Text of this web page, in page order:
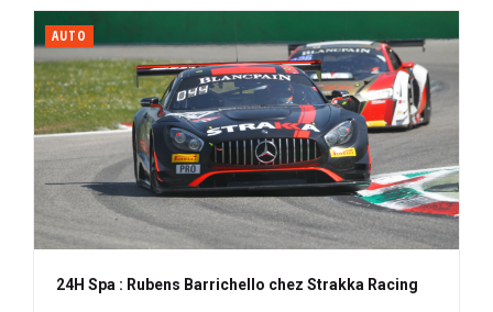
AUTO
24H Spa : Rubens Barrichello chez Strakka Racing